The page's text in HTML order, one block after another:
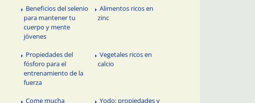
Beneficios del selenio
para mantener tu
cuerpo y mente
jóvenes
Alimentos ricos en
zinc
Propiedades del
fósforo para el
entrenamiento de la
fuerza
Vegetales ricos en
calcio
Come mucha
Yodo: propiedades y